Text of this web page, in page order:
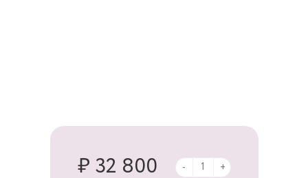
₽ 32 800 - +